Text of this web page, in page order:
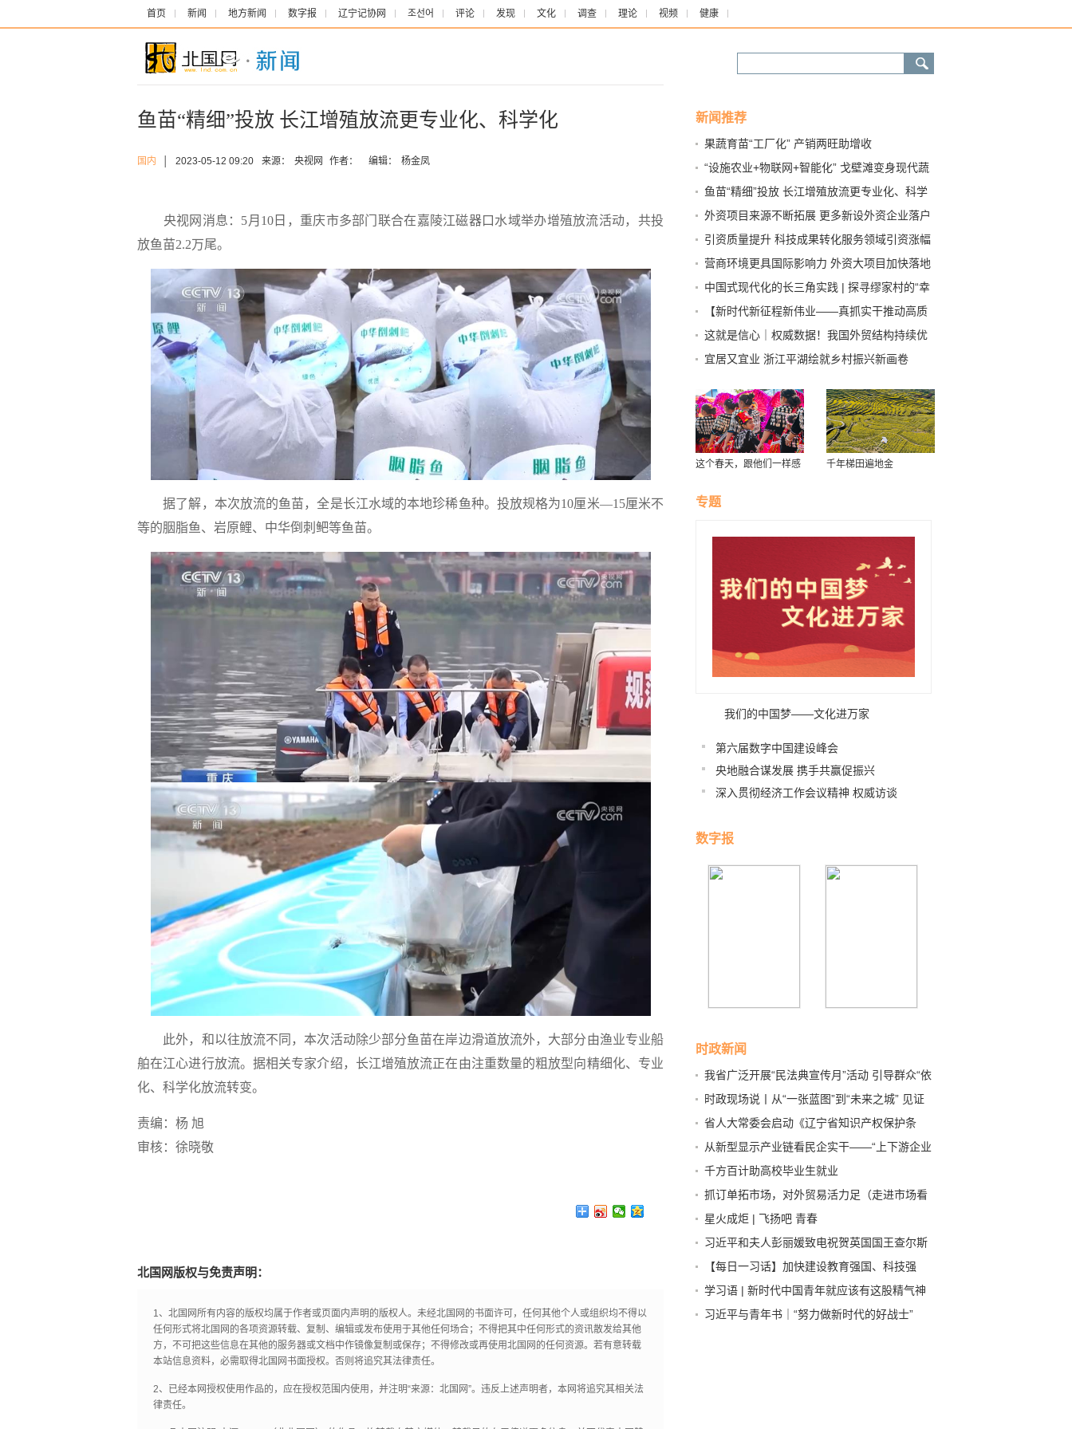
首页 新闻 地方新闻 数字报 辽宁记协网 조선어 评论 发现 文化 调查 理论 视频 健康
鱼苗“精细”投放 长江增殖放流更专业化、科学化
国内 2023-05-12 09:20 来源： 央视网 作者： 编辑： 杨金凤
央视网消息：5月10日，重庆市多部门联合在嘉陵江磁器口水域举办增殖放流活动，共投
放鱼苗2.2万尾。
据了解，本次放流的鱼苗，全是长江水域的本地珍稀鱼种。投放规格为10厘米—15厘米不
等的胭脂鱼、岩原鲤、中华倒刺鲃等鱼苗。
此外，和以往放流不同，本次活动除少部分鱼苗在岸边滑道放流外，大部分由渔业专业船
舶在江心进行放流。据相关专家介绍，长江增殖放流正在由注重数量的粗放型向精细化、专业
化、科学化放流转变。
责编：杨 旭
审核：徐晓敬
北国网版权与免责声明：
1、北国网所有内容的版权均属于作者或页面内声明的版权人。未经北国网的书面许可，任何其他个人或组织均不得以
任何形式将北国网的各项资源转载、复制、编辑或发布使用于其他任何场合；不得把其中任何形式的资讯散发给其他
方，不可把这些信息在其他的服务器或文档中作镜像复制或保存；不得修改或再使用北国网的任何资源。若有意转载
本站信息资料，必需取得北国网书面授权。否则将追究其法律责任。
2、已经本网授权使用作品的，应在授权范围内使用，并注明“来源：北国网”。违反上述声明者，本网将追究其相关法
律责任。
新闻推荐
果蔬育苗“工厂化” 产销两旺助增收
“设施农业+物联网+智能化” 戈壁滩变身现代蔬
菜产业基地
鱼苗“精细”投放 长江增殖放流更专业化、科学
化
外资项目来源不断拓展 更多新设外资企业落户
中国扎根生长
引资质量提升 科技成果转化服务领域引资涨幅
超50%
营商环境更具国际影响力 外资大项目加快落地
中国式现代化的长三角实践 | 探寻缪家村的“幸
福密码”
【新时代新征程新伟业——真抓实干推动高质
量发展】陕西以创新为引领 构建现代化产业体系
这就是信心｜权威数据！我国外贸结构持续优
宜居又宜业 浙江平湖绘就乡村振兴新画卷
这个春天，跟他们一样感
千年梯田遍地金
专题
我们的中国梦——文化进万家
第六届数字中国建设峰会
央地融合谋发展 携手共赢促振兴
深入贯彻经济工作会议精神 权威访谈
数字报
时政新闻
我省广泛开展“民法典宣传月”活动 引导群众“依
法”“找法”“用法”“靠法”
时政现场说丨从“一张蓝图”到“未来之城” 见证
雄安拔节生长
省人大常委会启动《辽宁省知识产权保护条
例》执法检查
从新型显示产业链看民企实干——“上下游企业
抱团发力，空间更大”（经济新方位·支持民营经
济发展）
千方百计助高校毕业生就业
抓订单拓市场，对外贸易活力足（走进市场看
信心）
星火成炬 | 飞扬吧 青春
习近平和夫人彭丽媛致电祝贺英国国王查尔斯
三世和王后卡米拉加冕
【每日一习话】加快建设教育强国、科技强
国、人才强国
学习语 | 新时代中国青年就应该有这股精气神
习近平与青年书｜“努力做新时代的好战士”